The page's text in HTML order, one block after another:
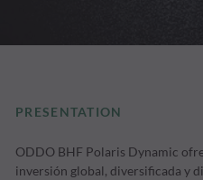
PRESENTATION
ODDO BHF Polaris Dynamic
inversión global, diversificada y